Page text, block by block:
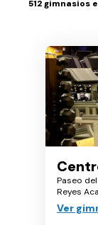
512gimnasios
Paseo
Reyes
Ver